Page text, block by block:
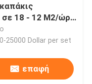
σε 18 - 12 M2/ώρα
μετάλλων
25000 Dollar per set
επαφή